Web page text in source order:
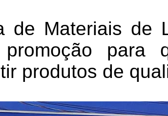
de Materiais de
para
produtos de